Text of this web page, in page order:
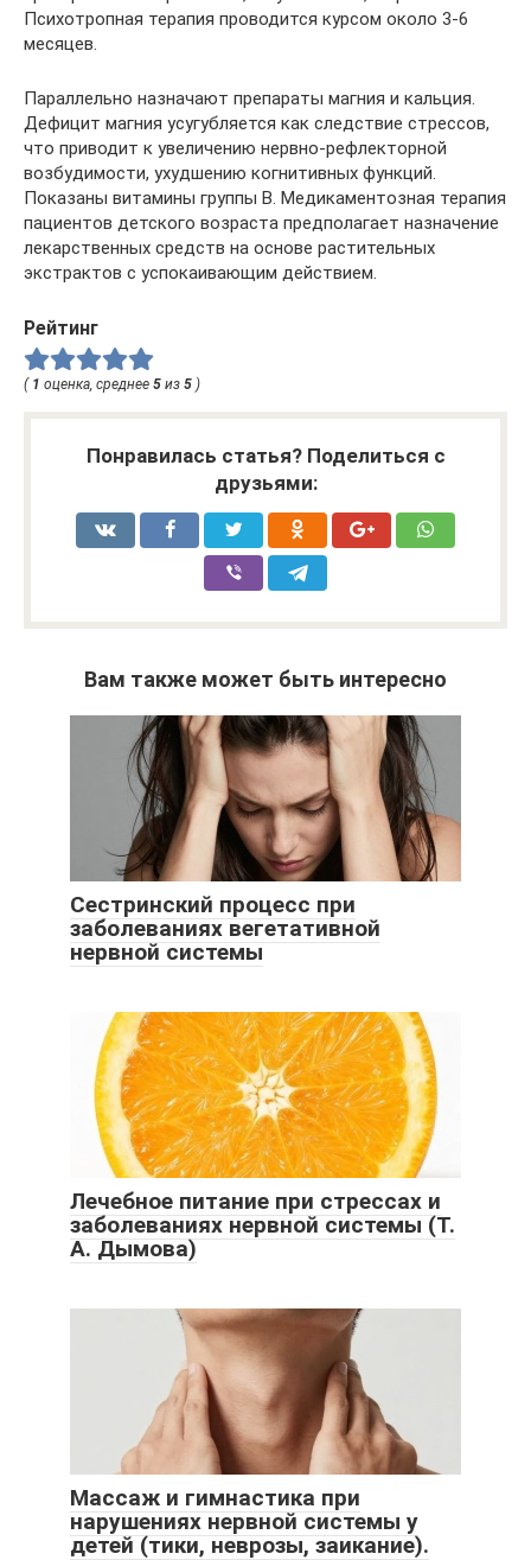
Психотропная терапия проводится курсом около 3-6
месяцев.
Параллельно назначают препараты магния и кальция.
Дефицит магния усугубляется как следствие стрессов,
что приводит к увеличению нервно-рефлекторной
возбудимости, ухудшению когнитивных функций.
Показаны витамины группы B. Медикаментозная терапия
пациентов детского возраста предполагает назначение
лекарственных средств на основе растительных
экстрактов с успокаивающим действием.
Рейтинг
( 1 оценка, среднее 5 из 5 )
Понравилась статья? Поделиться с
друзьями:
Вам также может быть интересно
Сестринский процесс при
заболеваниях вегетативной
нервной системы
Лечебное питание при стрессах и
заболеваниях нервной системы (Т.
А. Дымова)
Массаж и гимнастика при
нарушениях нервной системы у
детей (тики, неврозы, заикание).